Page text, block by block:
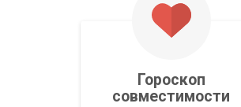
Гороскоп
совместимости